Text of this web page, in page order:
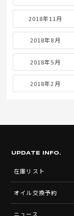
2018年11月
2018年8月
2018年5月
2018年2月
UPDATE INFO.
在庫リスト
オイル交換予約
ニュース